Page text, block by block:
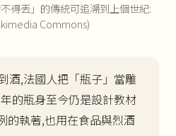
得丟」的傳統可追溯到上個世紀:
Commons)
酒,法國人把「瓶子」當雕
的瓶身至今仍是設計教材
的執著,也用在食品與烈酒